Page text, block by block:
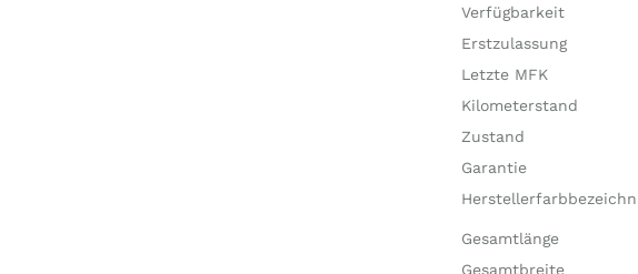
Verfügbarkeit
Erstzulassung
Letzte MFK
Kilometerstand
Zustand
Garantie
Gesamtlänge
Gesamtbreite